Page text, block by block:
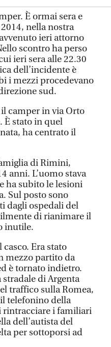
È ormai sera e
nella nostra
ieri attorno
scontro ha perso
ieri sera alle 22.30
dell’incidente è
i mezzi procedevano
sud.
camper in via Orto
È stato in quel
ha centrato il
di Rimini,
anni. L’uomo stava
ha subito le lesioni
Sul posto sono
dagli ospedali del
di rianimare il
inutile.
Era stato
mezzo partito da
è tornato indietro.
di Argenta
traffico sulla Romea,
telefonino della
rintracciare i familiari
dell’autista del
per sottoporsi ad